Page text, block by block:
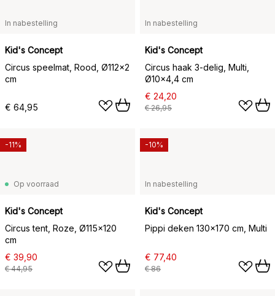
In nabestelling
Kid's Concept
Circus speelmat, Rood, Ø112x2
cm
€ 64,95
In nabestelling
Kid's Concept
Circus haak 3-delig, Multi,
Ø10x4,4 cm
€ 24,20
€ 26,95
Op voorraad
Kid's Concept
Circus tent, Roze, Ø115x120
cm
€ 39,90
€ 44,95
-11%
In nabestelling
Kid's Concept
Pippi deken 130x170 cm, Multi
€ 77,40
€ 86
-10%